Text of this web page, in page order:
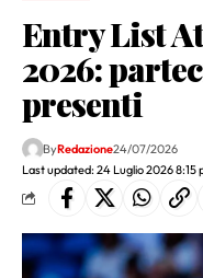
Entry List
2026:
presenti
Last updated: 24 Luglio 2026 8:15
ByRedazione24/07/2026